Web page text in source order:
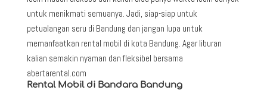
untuk menikmati semuanya. Jadi, siap-siap untuk
petualangan seru di Bandung dan jangan lupa untuk
memanfaatkan rental mobil di kota Bandung. Agar liburan
kalian semakin nyaman dan fleksibel bersama
abertarental.com
Rental Mobil di Bandara Bandung